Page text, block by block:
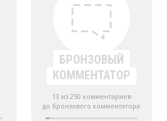
БРОНЗОВЫЙ
КОММЕНТАТОР
13 из 250 комментариев
до бронзового комментатора